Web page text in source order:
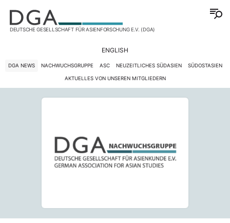
DEUTSCHE GESELLSCHAFT FÜR ASIENFORSCHUNG E.V. (DGA)
ENGLISH
DGA NEWS NACHWUCHSGRUPPE ASC NEUZEITLICHES SÜDASIEN SÜDOSTASIEN
AKTUELLES VON UNSEREN MITGLIEDERN